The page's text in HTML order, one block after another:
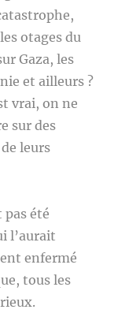
otages du
Gaza, les
et ailleurs ?
vrai, on ne
sur des
leurs
pas été
l’aurait
enfermé
tous les